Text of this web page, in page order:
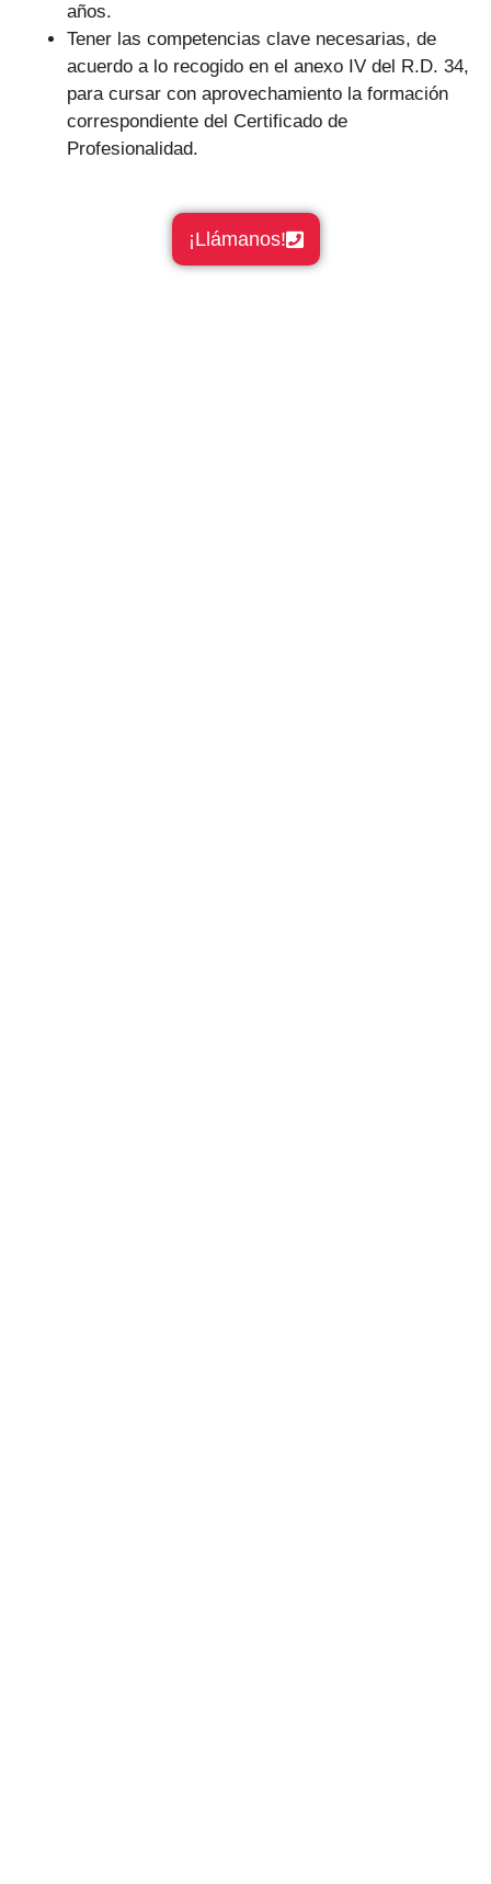
años.
Tener las competencias clave necesarias, de
acuerdo a lo recogido en el anexo IV del R.D. 34,
para cursar con aprovechamiento la formación
correspondiente del Certificado de
Profesionalidad.
¡Llámanos!